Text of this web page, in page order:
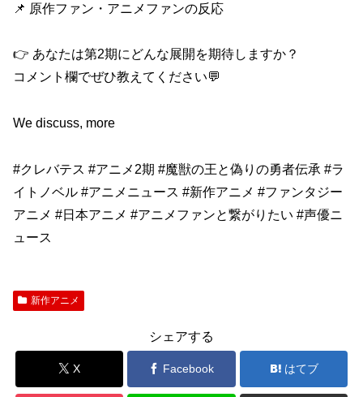
📌 原作ファン・アニメファンの反応
👉 あなたは第2期にどんな展開を期待しますか？
コメント欄でぜひ教えてください💬
We discuss, more
#クレバテス #アニメ2期 #魔獣の王と偽りの勇者伝承 #ラ
イトノベル #アニメニュース #新作アニメ #ファンタジー
アニメ #日本アニメ #アニメファンと繋がりたい #声優ニ
ュース
新作アニメ
シェアする
X Facebook はてブ